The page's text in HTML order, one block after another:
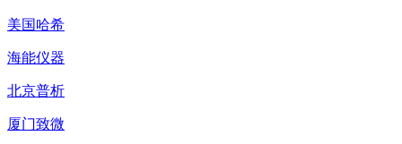
美国哈希
海能仪器
北京普析
厦门致微